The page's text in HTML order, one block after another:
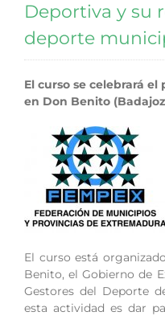
Deportiva y su
deporte
El curso se celebrará
en Don Benito
El curso está
Benito, el Gobierno de
Gestores del Deporte
esta actividad es dar